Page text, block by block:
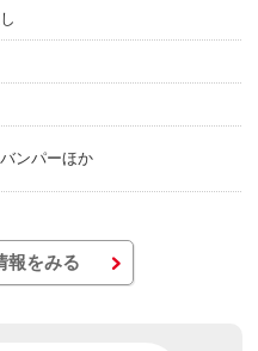
ンパーほか
報をみる